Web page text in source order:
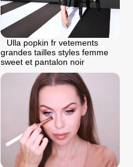
Ulla popkin fr vetements
grandes tailles styles femme
sweet et pantalon noir